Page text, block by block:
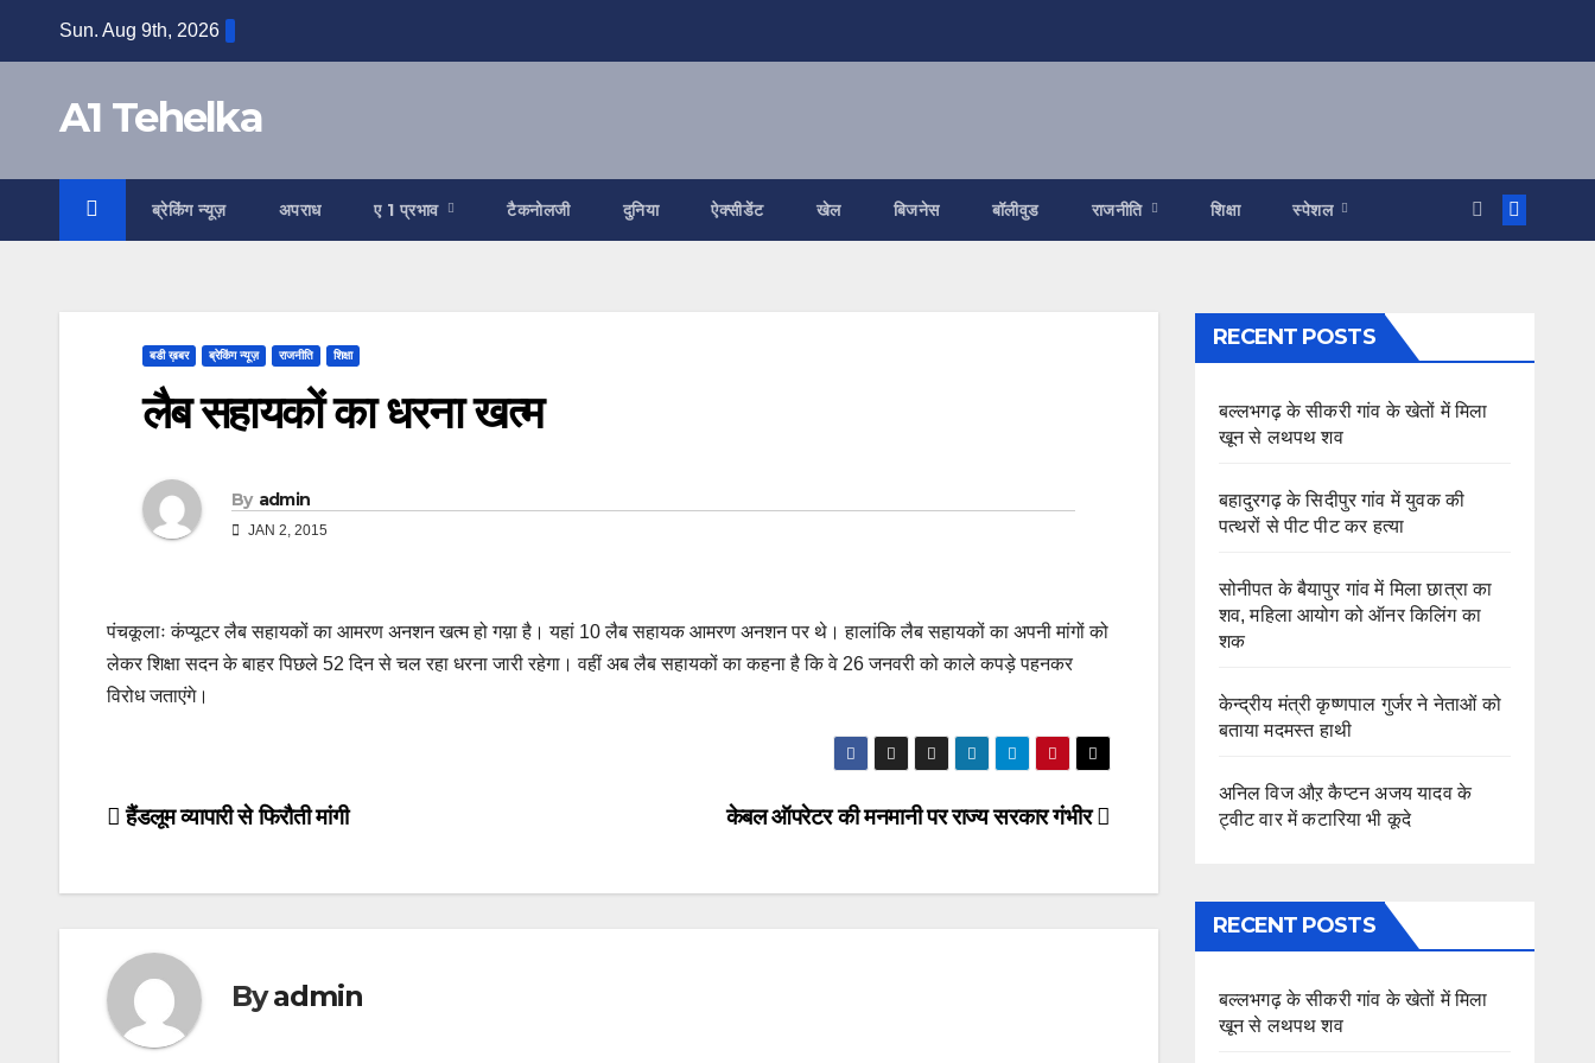
Sun. Aug 9th, 2026
A1 Tehelka
ब्रेकिंग न्यूज़ अपराध ए 1 प्रभाव टैकनोलजी दुनिया ऐक्सीडेंट खेल बिजनेस बॉलीवुड राजनीति शिक्षा स्पेशल
बडी ख़बर ब्रेकिंग न्यूज़ राजनीति शिक्षा
लैब सहायकों का धरना खत्म
By admin
JAN 2, 2015
पंचकूलाः कंप्यूटर लैब सहायकों का आमरण अनशन खत्म हो गय़ा है। यहां 10 लैब सहायक आमरण अनशन पर थे। हालांकि लैब सहायकों का अपनी मांगों को
लेकर शिक्षा सदन के बाहर पिछले 52 दिन से चल रहा धरना जारी रहेगा। वहीं अब लैब सहायकों का कहना है कि वे 26 जनवरी को काले कपड़े पहनकर
विरोध जताएंगे।
Post
केबल ऑपरेटर की मनमानी पर राज्य सरकार गंभीर
हैंडलूम व्यापारी से फिरौती मांगी
Byadmin
RECENT POSTS
बल्लभगढ़ के सीकरी गांव के खेतों में मिला
खून से लथपथ शव
बहादुरगढ़ के सिदीपुर गांव में युवक की
पत्थरों से पीट पीट कर हत्या
सोनीपत के बैयापुर गांव में मिला छात्रा का
शव, महिला आयोग को ऑनर किलिंग का
शक
केन्द्रीय मंत्री कृष्णपाल गुर्जर ने नेताओं को
बताया मदमस्त हाथी
अनिल विज औऱ कैप्टन अजय यादव के
ट्वीट वार में कटारिया भी कूदे
RECENT POSTS
बल्लभगढ़ के सीकरी गांव के खेतों में मिला
खून से लथपथ शव